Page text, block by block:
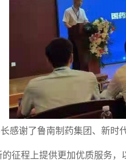
感谢了鲁南制药集团、新时
征程上提供更加优质服务